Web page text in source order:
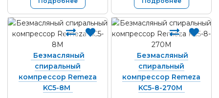
Безмасляный
спиральный
компрессор Remeza
KC5-8М
Безмасляный
спиральный
компрессор Remeza
KC5-8-270М